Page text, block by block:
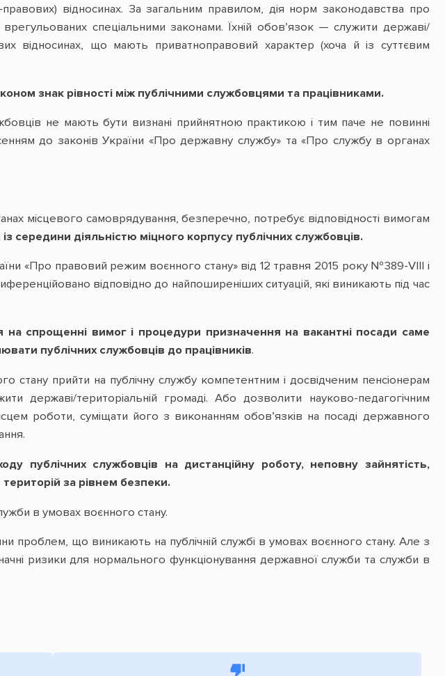
відносинах. За загальним правилом, дія норм законодавства про
спеціальними законами. Їхній обов’язок — служити державі/
відносинах, що мають приватноправовий характер (хоча й із суттєвим
знак рівності між публічними службовцями та працівниками.
не мають бути визнані прийнятною практикою і тим паче не повинні
до законів України «Про державну службу» та «Про службу в органах
місцевого самоврядування, безперечно, потребує відповідності вимогам
середини діяльністю міцного корпусу публічних службовців.
«Про правовий режим воєнного стану» від 12 травня 2015 року №389-VIII і
відповідно до найпоширеніших ситуацій, які виникають під час
на спрощенні вимог і процедури призначення на вакантні посади саме
публічних службовців до працівників.
стану прийти на публічну службу компетентним і досвідченим пенсіонерам
державі/територіальній громаді. Або дозволити науково-педагогічним
роботи, суміщати його з виконанням обов’язків на посаді державного
публічних службовців на дистанційну роботу, неповну зайнятість,
за рівнем безпеки.
в умовах воєнного стану.
проблем, що виникають на публічній службі в умовах воєнного стану. Але з
ризики для нормального функціонування державної служби та служби в